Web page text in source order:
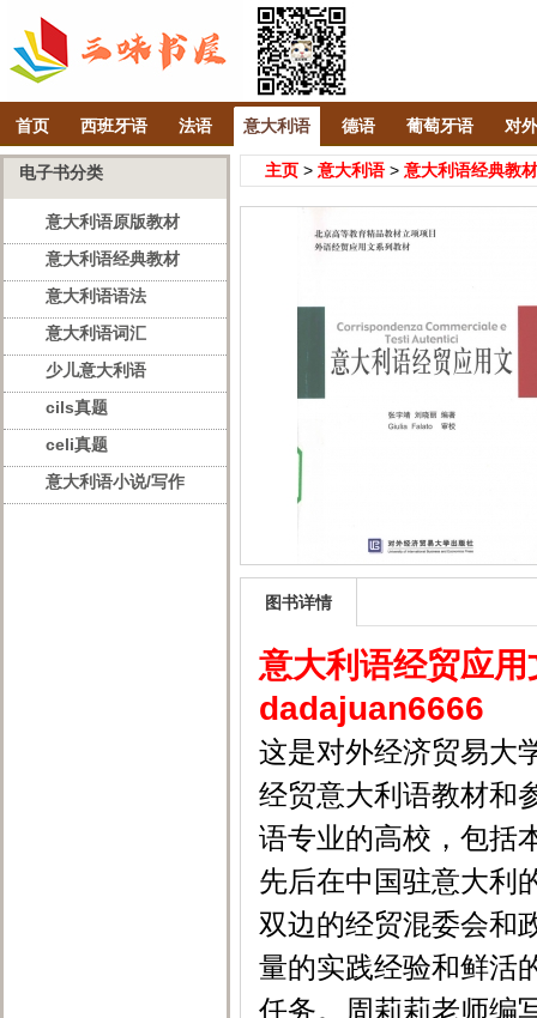
首页 西班牙语 法语 意大利语 德语 葡萄牙语 对
电子书分类
意大利语原版教材
意大利语经典教材
意大利语语法
意大利语词汇
少儿意大利语
cils真题
celi真题
意大利语小说/写作
主页 > 意大利语> 意大利语经典教材
图书详情
意大利语经贸应
dadajuan6666
这是对外经济贸易大
经贸意大利语教材和
语专业的高校，包括
先后在中国驻意大利
双边的经贸混委会和
量的实践经验和鲜活
任务。周莉莉老师编